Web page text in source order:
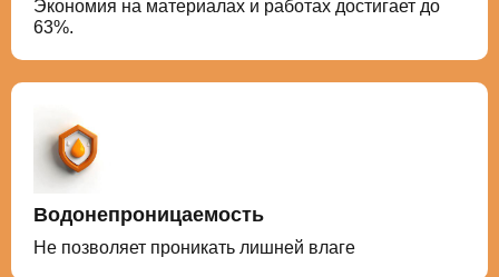
Экономия на материалах и работах достигает до
63%.
Водонепроницаемость
Не позволяет проникать лишней влаге